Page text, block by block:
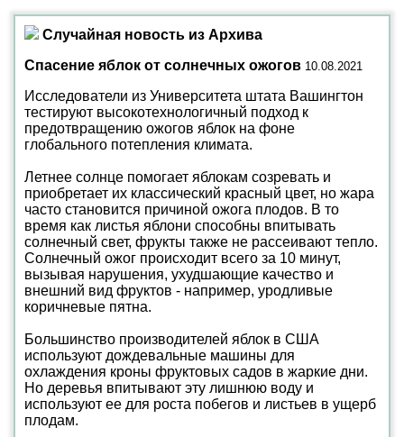
Случайная новость из Архива
Спасение яблок от солнечных ожогов 10.08.2021
Исследователи из Университета штата Вашингтон
тестируют высокотехнологичный подход к
предотвращению ожогов яблок на фоне
глобального потепления климата.
Летнее солнце помогает яблокам созревать и
приобретает их классический красный цвет, но жара
часто становится причиной ожога плодов. В то
время как листья яблони способны впитывать
солнечный свет, фрукты также не рассеивают тепло.
Солнечный ожог происходит всего за 10 минут,
вызывая нарушения, ухудшающие качество и
внешний вид фруктов - например, уродливые
коричневые пятна.
Большинство производителей яблок в США
используют дождевальные машины для
охлаждения кроны фруктовых садов в жаркие дни.
Но деревья впитывают эту лишнюю воду и
используют ее для роста побегов и листьев в ущерб
плодам.